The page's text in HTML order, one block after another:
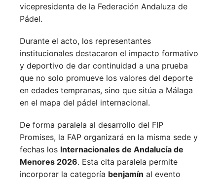
vicepresidenta de la Federación Andaluza de
Pádel.
Durante el acto, los representantes
institucionales destacaron el impacto formativo
y deportivo de dar continuidad a una prueba
que no solo promueve los valores del deporte
en edades tempranas, sino que sitúa a Málaga
en el mapa del pádel internacional.
De forma paralela al desarrollo del FIP
Promises, la FAP organizará en la misma sede y
fechas los Internacionales de Andalucía de
Menores 2026. Esta cita paralela permite
incorporar la categoría benjamín al evento